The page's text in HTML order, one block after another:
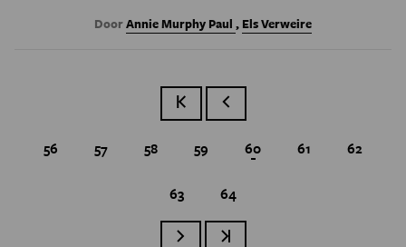
DoorAnnie Murphy Paul , Els Verweire
Paginatie
Eerste paginaVorige pagina
Page
56 Page
57 Page
58 Page
59 Huidige pagina
60 Page
61 Page
62
Page
63 Page
64
Volgende paginaLaatste pagina